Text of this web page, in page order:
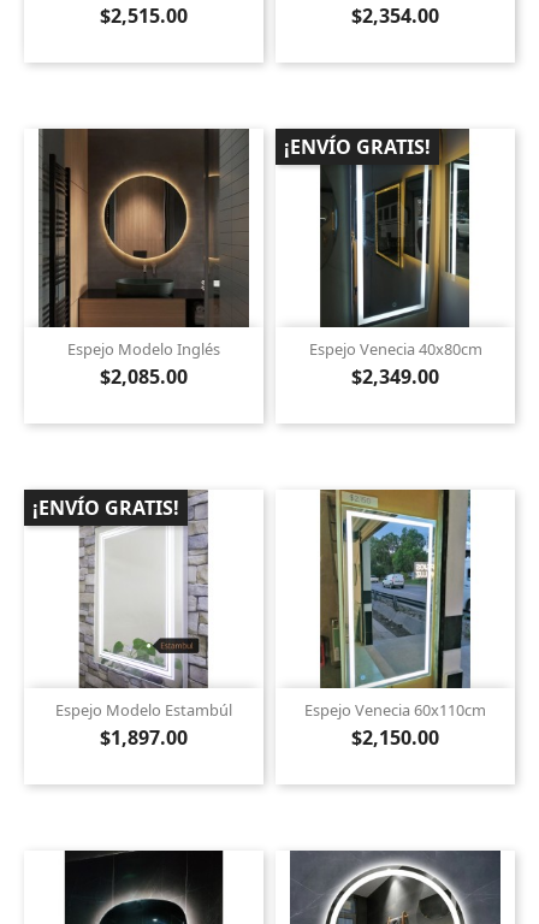
$2,515.00 $2,354.00
Espejo Modelo Inglés
$2,085.00
Espejo Venecia 40x80cm
$2,349.00
¡ENVÍO GRATIS!
Espejo Modelo Estambúl
$1,897.00
¡ENVÍO GRATIS!
Espejo Venecia 60x110cm
$2,150.00